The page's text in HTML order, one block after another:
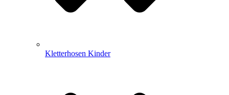
Kletterhosen Kinder